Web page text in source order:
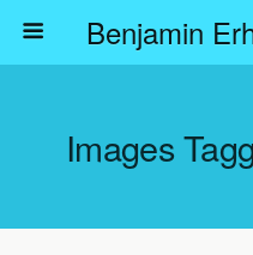
Images